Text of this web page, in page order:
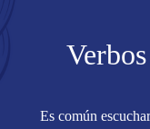
Es común